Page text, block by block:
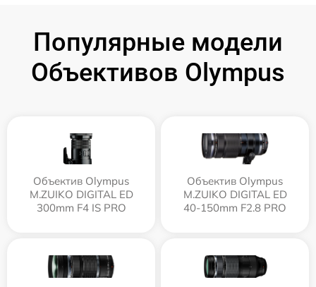
Популярные модели
Объективов Olympus
Объектив Olympus
M.ZUIKO DIGITAL ED
300mm F4 IS PRO
Объектив Olympus
M.ZUIKO DIGITAL ED
40-150mm F2.8 PRO